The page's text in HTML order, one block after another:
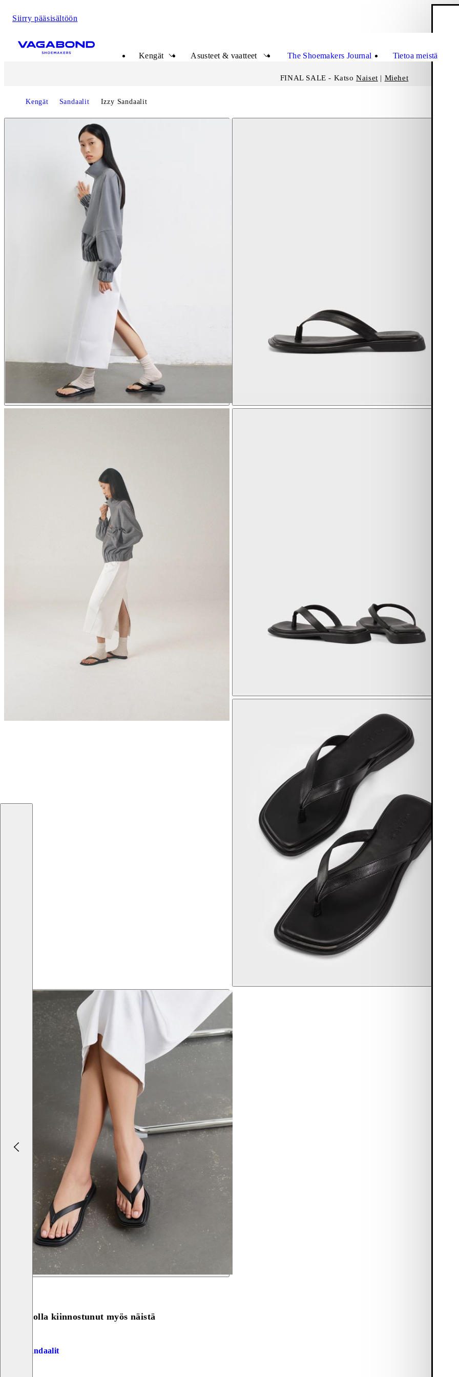
Siirry pääsisältöön
Kengät
Asusteet & vaatteet The Shoemakers Journal Tietoa meistä
FINAL SALE - KatsoNaiset | Miehet
Kengät Sandaalit Izzy Sandaalit
Saatat olla kiinnostunut myös näistä
Izzy Sandaalit